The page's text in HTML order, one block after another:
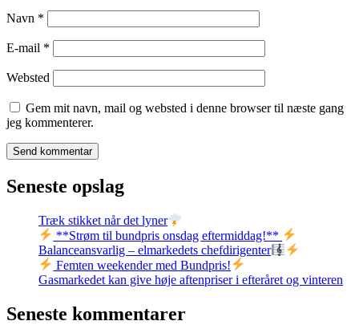
Navn *
E-mail *
Websted
Gem mit navn, mail og websted i denne browser til næste gang
jeg kommenterer.
Seneste opslag
Træk stikket når det lyner
**Strøm til bundpris onsdag eftermiddag!**
Balanceansvarlig – elmarkedets chefdirigenter
Femten weekender med Bundpris!
Gasmarkedet kan give høje aftenpriser i efteråret og vinteren
Seneste kommentarer